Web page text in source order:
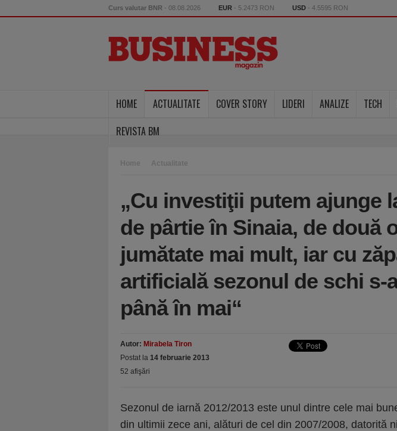
Curs valutar BNR - 08.08.2026 EUR - 5.2473 RON USD - 4.5595 RON
HOME ACTUALITATE COVER STORY LIDERI ANALIZE TECH
REVISTA BM
Home Actualitate
„Cu investiţii putem ajunge
de pârtie în Sinaia, de două
jumătate mai mult, iar cu
artificială sezonul de schi s-
până în mai“
Autor: Mirabela Tiron
Postat la 14 februarie 2013
52 afişări
Sezonul de iarnă 2012/2013 este unul dintre cele mai
din ultimii zece ani, alături de cel din 2007/2008, datorită